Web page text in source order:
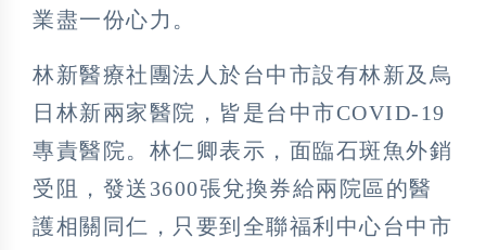
業盡一份心力。
林新醫療社團法人於台中市設有林新及烏
日林新兩家醫院，皆是台中市COVID-19
專責醫院。林仁卿表示，面臨石斑魚外銷
受阻，發送3600張兌換券給兩院區的醫
護相關同仁，只要到全聯福利中心台中市